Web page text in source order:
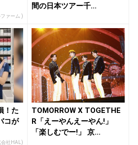
ァーム )
間の日本ツアー千...
！た
コが
会社HAL)
TOMORROW X TOGETHE
R「えーやんえーやん!」
「楽しむでー!」 京...